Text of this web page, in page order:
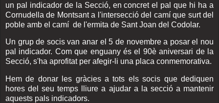
un pal indicador de la Secció, en concret el pal que hi ha a
Cornudella de Montsant a l'intersecció del camí que surt del
poble amb el camí de l'ermita de Sant Joan del Codolar.
Un grup de socis van anar el 5 de novembre a posar el nou
pal indicador. Com que enguany és el 90è aniversari de la
Secció, s'ha aprofitat per afegir-li una placa conmemorativa.
Hem de donar les gràcies a tots els socis que dediquen
hores del seu temps lliure a ajudar a la secció a mantenir
aquests pals indicadors.